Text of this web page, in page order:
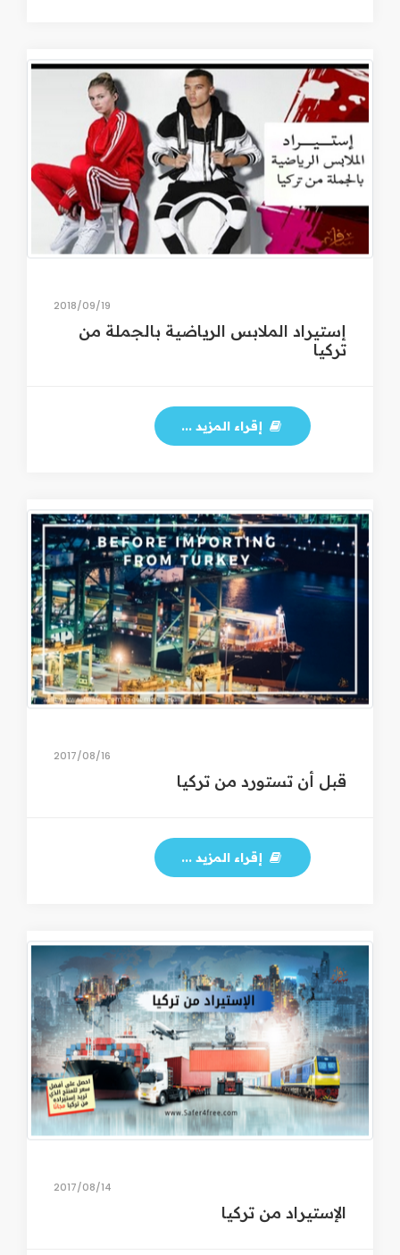
19‏/09‏/2018
إستيراد الملابس الرياضية بالجملة من
تركيا
إقراء المزيد ...
16‏/08‏/2017
قبل أن تستورد من تركيا
إقراء المزيد ...
14‏/08‏/2017
الإستيراد من تركيا